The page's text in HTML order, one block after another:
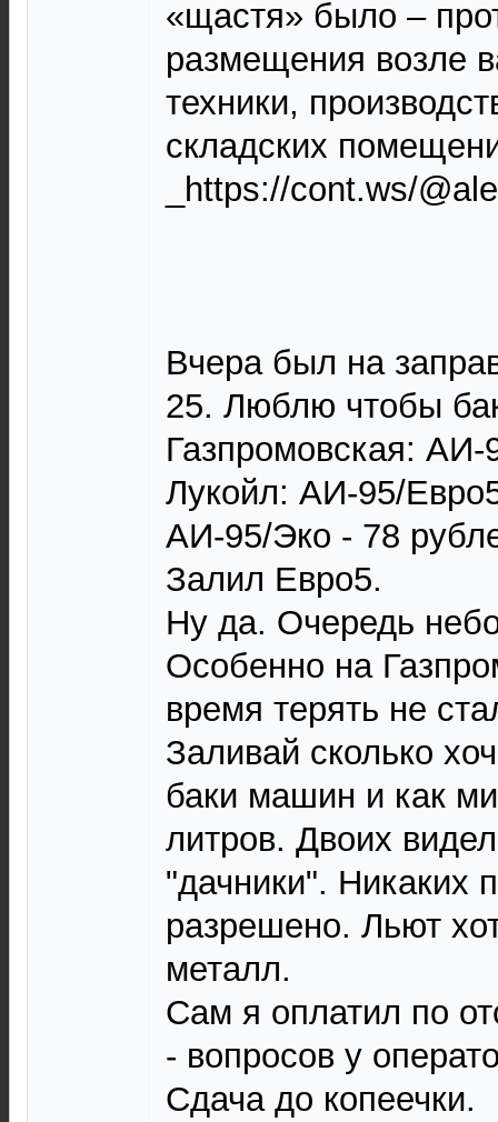
«щастя» было –
размещения возле
техники,
складских
_https://cont.ws/
Вчера был на
25. Люблю чтобы
Газпромовская: АИ-
Лукойл: АИ-95/
АИ-95/Эко - 78
Залил Евро5.
Ну да. Очередь
Особенно на
время терять не
Заливай сколько
баки машин и как
литров. Двоих
"дачники". Никаких
разрешено. Льют
металл.
Сам я оплатил по
- вопросов у
Сдача до копеечки.